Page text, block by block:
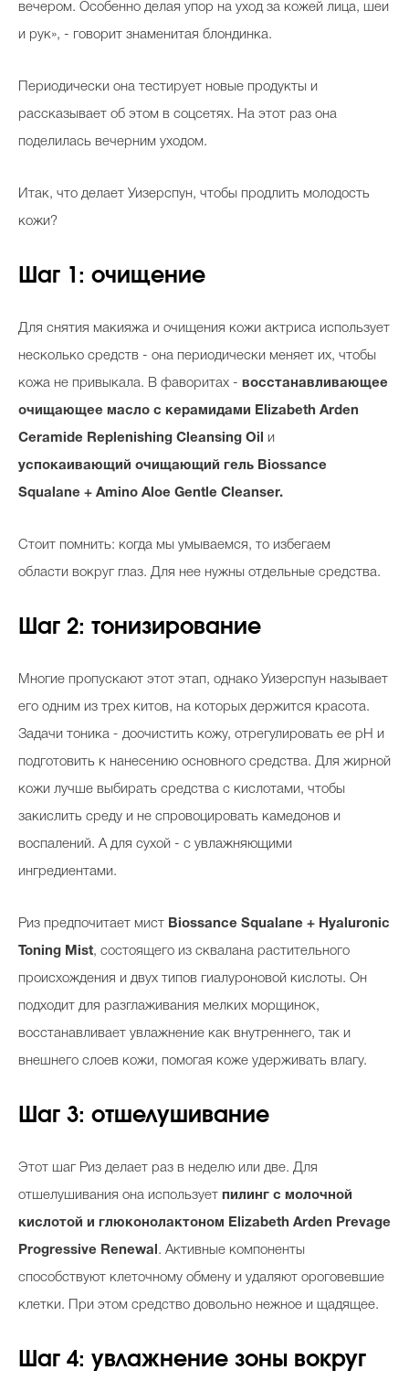
вечером. Особенно делая упор на уход за кожей лица, шеи
и рук», - говорит знаменитая блондинка.
Периодически она тестирует новые продукты и
рассказывает об этом в соцсетях. На этот раз она
поделилась вечерним уходом.
Итак, что делает Уизерспун, чтобы продлить молодость
кожи?
Шаг 1: очищение
Для снятия макияжа и очищения кожи актриса использует
несколько средств - она периодически меняет их, чтобы
кожа не привыкала. В фаворитах - восстанавливающее
очищающее масло с керамидами Elizabeth Arden
Ceramide Replenishing Cleansing Oil и
успокаивающий очищающий гель Biossance
Squalane + Amino Aloe Gentle Cleanser.
Стоит помнить: когда мы умываемся, то избегаем
области вокруг глаз. Для нее нужны отдельные средства.
Шаг 2: тонизирование
Многие пропускают этот этап, однако Уизерспун называет
его одним из трех китов, на которых держится красота.
Задачи тоника - доочистить кожу, отрегулировать ее pH и
подготовить к нанесению основного средства. Для жирной
кожи лучше выбирать средства с кислотами, чтобы
закислить среду и не спровоцировать камедонов и
воспалений. А для сухой - с увлажняющими
ингредиентами.
Риз предпочитает мист Biossance Squalane + Hyaluronic
Toning Mist, состоящего из сквалана растительного
происхождения и двух типов гиалуроновой кислоты. Он
подходит для разглаживания мелких морщинок,
восстанавливает увлажнение как внутреннего, так и
внешнего слоев кожи, помогая коже удерживать влагу.
Шаг 3: отшелушивание
Этот шаг Риз делает раз в неделю или две. Для
отшелушивания она использует пилинг с молочной
кислотой и глюконолактоном Elizabeth Arden Prevage
Progressive Renewal . Активные компоненты
способствуют клеточному обмену и удаляют ороговевшие
клетки. При этом средство довольно нежное и щадящее.
Шаг 4: увлажнение зоны вокруг